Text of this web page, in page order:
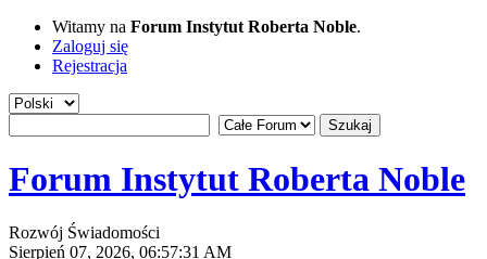
Witamy na Forum Instytut Roberta Noble.
Zaloguj się
Rejestracja
Forum Instytut Roberta Noble
Rozwój Świadomości
Sierpień 07, 2026, 06:57:31 AM